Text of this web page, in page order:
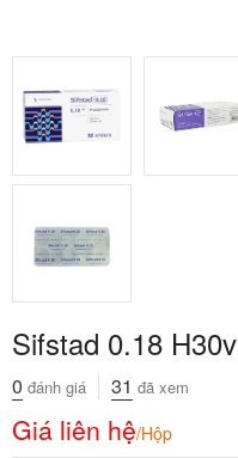
Sifstad 0.18 H30v
0 đánh giá 31 đã xem
Giá liên hệ/Hộp